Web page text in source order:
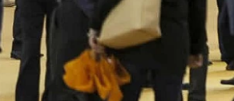
23/07/2026